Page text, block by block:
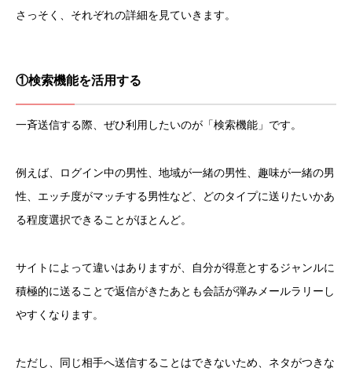
さっそく、それぞれの詳細を見ていきます。
①検索機能を活用する
一斉送信する際、ぜひ利用したいのが「検索機能」です。
例えば、ログイン中の男性、地域が一緒の男性、趣味が一緒の男
性、エッチ度がマッチする男性など、どのタイプに送りたいかあ
る程度選択できることがほとんど。
サイトによって違いはありますが、自分が得意とするジャンルに
積極的に送ることで返信がきたあとも会話が弾みメールラリーし
やすくなります。
ただし、同じ相手へ送信することはできないため、ネタがつきな